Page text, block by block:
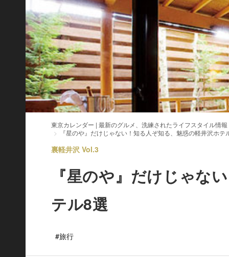
東京カレンダー | 最新のグルメ、洗練されたライフスタイル情報
『星のや』だけじゃない！知る人ぞ知る、魅惑の軽井沢ホテ
裏軽井沢 Vol.3
『星のや』だけじゃな
テル8選
#旅行